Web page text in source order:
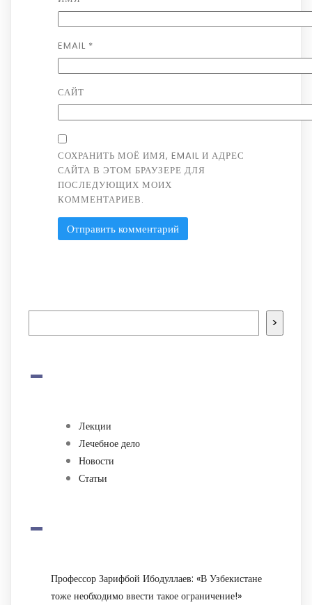
EMAIL *
САЙТ
СОХРАНИТЬ МОЁ ИМЯ, EMAIL И АДРЕС
САЙТА В ЭТОМ БРАУЗЕРЕ ДЛЯ
ПОСЛЕДУЮЩИХ МОИХ
КОММЕНТАРИЕВ.
>
-
Лекции
Лечебное дело
Новости
Статьи
-
Профессор Зарифбой Ибодуллаев: «В Узбекистане
тоже необходимо ввести такое ограничение!»